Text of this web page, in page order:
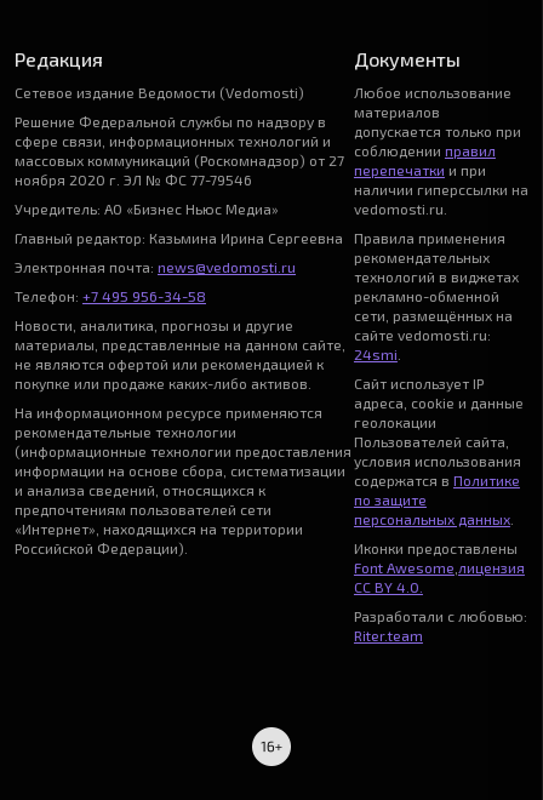
Редакция
Сетевое издание Ведомости (Vedomosti)
Решение Федеральной службы по надзору в
сфере связи, информационных технологий и
массовых коммуникаций (Роскомнадзор) от 27
ноября 2020 г. ЭЛ № ФС 77-79546
Учредитель: АО «Бизнес Ньюс Медиа»
Главный редактор: Казьмина Ирина Сергеевна
Электронная почта: news@vedomosti.ru
Телефон: +7 495 956-34-58
Новости, аналитика, прогнозы и другие
материалы, представленные на данном сайте,
не являются офертой или рекомендацией к
покупке или продаже каких-либо активов.
На информационном ресурсе применяются
рекомендательные технологии
(информационные технологии предоставления
информации на основе сбора, систематизации
и анализа сведений, относящихся к
предпочтениям пользователей сети
«Интернет», находящихся на территории
Российской Федерации).
Документы
Любое использование
материалов
допускается только при
соблюдении правил
перепечатки и при
наличии гиперссылки на
vedomosti.ru.
Правила применения
рекомендательных
технологий в виджетах
рекламно-обменной
сети, размещённых на
сайте vedomosti.ru:
24smi
Сайт использует IP
адреса, cookie и данные
геолокации
Пользователей сайта,
условия использования
содержатся в Политике
по защите
персональных данных.
Иконки предоставлены
Font Awesome лицензия
CC BY 4.0.
Разработали с любовью:
Riter.team